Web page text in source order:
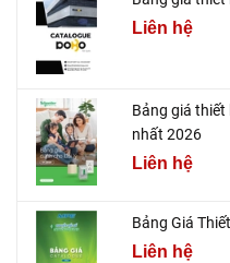
Liên hệ
Bảng giá thiết
nhất 2026
Liên hệ
Bảng Giá
Liên hệ